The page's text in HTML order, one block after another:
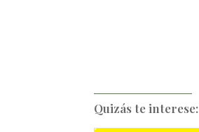
Quizás te interese: